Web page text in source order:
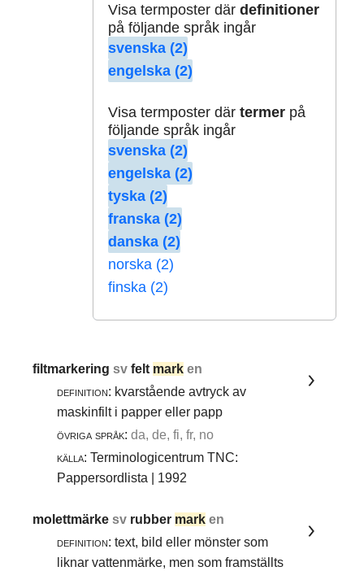
Visa termposter där definitioner
på följande språk ingår
svenska (2)
engelska (2)
Visa termposter där termerpå
följande språk ingår
svenska (2)
engelska (2)
tyska (2)
franska (2)
danska (2)
norska (2)
finska (2)
filtmarkeringsvfelt mark en
definition: kvarstående avtryck av
maskinfilt i papper eller papp
övriga språk: da, de, fi, fr, no
källa: Terminologicentrum TNC:
Pappersordlista | 1992
molettmärkesv rubber mark en
definition: text, bild eller mönster som
liknar vattenmärke, men som framställts